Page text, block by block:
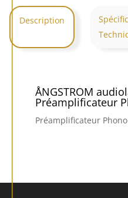
Description
ÅNGSTROM
Préamplificateur
Préamplificateur